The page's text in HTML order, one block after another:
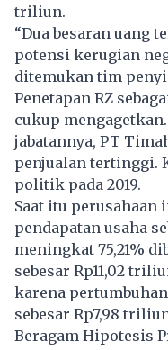
triliun.
“Dua besaran uang
potensi kerugian
ditemukan tim
Penetapan RZ
cukup
jabatannya, PT
penjualan tertinggi.
politik pada 2019.
Saat itu
pendapatan usaha
meningkat 75,21%
sebesar Rp11,02
karena
sebesar Rp7,98
Beragam Hipotesis